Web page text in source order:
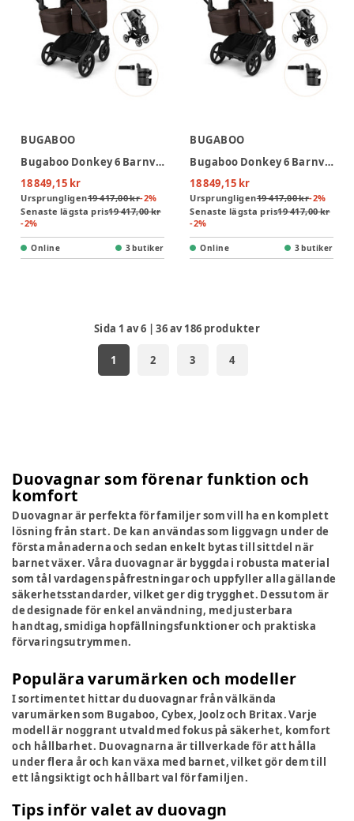
BUGABOO
Bugaboo Donkey 6 Barnvagn Med Babynest, Regnskydd Och Mugghållare - Cocoa Brown/Desert Taupe
18 849,15 kr
Ursprungligen19 417,00 kr-2%
Senaste lägsta pris19 417,00 kr
-2%
Online 3 butiker
BUGABOO
Bugaboo Donkey 6 Barnvagn Med Babynest, Regnskydd Och Mugghållare - Cocoa Brown/Black
18 849,15 kr
Ursprungligen19 417,00 kr-2%
Senaste lägsta pris19 417,00 kr
-2%
Online 3 butiker
Sida 1 av6 |36av186 produkter
1 2 3 4
Duovagnar som förenar funktion och
komfort
Duovagnar är perfekta för familjer som vill ha en komplett
lösning från start. De kan användas som liggvagn under de
första månaderna och sedan enkelt bytas till sittdel när
barnet växer. Våra duovagnar är byggda i robusta material
som tål vardagens påfrestningar och uppfyller alla gällande
säkerhetsstandarder, vilket ger dig trygghet. Dessutom är
de designade för enkel användning, med justerbara
handtag, smidiga hopfällningsfunktioner och praktiska
förvaringsutrymmen.
Populära varumärken och modeller
I sortimentet hittar du duovagnar från välkända
varumärken som Bugaboo, Cybex, Joolz och Britax. Varje
modell är noggrant utvald med fokus på säkerhet, komfort
och hållbarhet. Duovagnarna är tillverkade för att hålla
under flera år och kan växa med barnet, vilket gör dem till
ett långsiktigt och hållbart val för familjen.
Tips inför valet av duovagn